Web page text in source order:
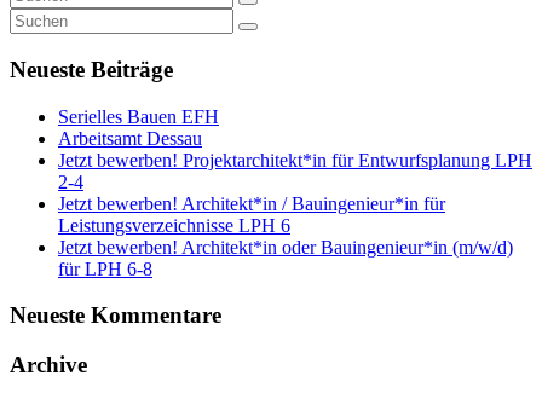
Neueste Beiträge
Serielles Bauen EFH
Arbeitsamt Dessau
Jetzt bewerben! Projektarchitekt*in für Entwurfsplanung LPH
2-4
Jetzt bewerben! Architekt*in / Bauingenieur*in für
Leistungsverzeichnisse LPH 6
Jetzt bewerben! Architekt*in oder Bauingenieur*in (m/w/d)
für LPH 6-8
Neueste Kommentare
Archive